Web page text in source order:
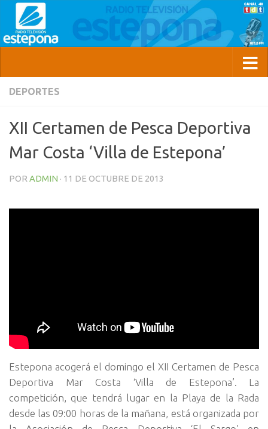
DEPORTES
XII Certamen de Pesca Deportiva
Mar Costa ‘Villa de Estepona’
POR ADMIN · 11 DE OCTUBRE DE 2013
Estepona acogerá el domingo el XII Certamen de Pesca
Deportiva Mar Costa ‘Villa de Estepona’. La
competición, que tendrá lugar en la Playa de la Rada
desde las 09:00 horas de la mañana, está organizada por